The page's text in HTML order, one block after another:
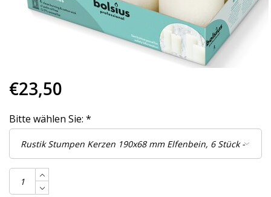
€23,50
Bitte wählen Sie: *